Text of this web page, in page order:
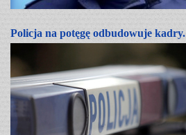
Policja na potęgę odbudowuje kadry.